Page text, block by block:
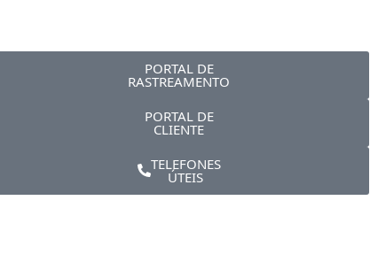
PORTAL DE
RASTREAMENTO
PORTAL DE
CLIENTE
TELEFONES
ÚTEIS